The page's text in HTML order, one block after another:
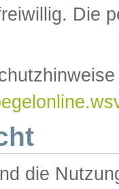
Die
die